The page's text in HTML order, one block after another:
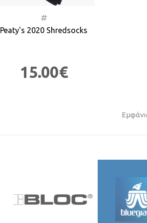
Peaty's 2020 Shredsocks
15.00€